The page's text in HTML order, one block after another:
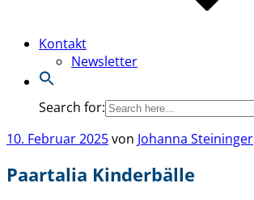
Kontakt
Newsletter
Search for:
Veröffentlicht
10. Februar 2025von Johanna Steininger
Paartalia Kinderbälle